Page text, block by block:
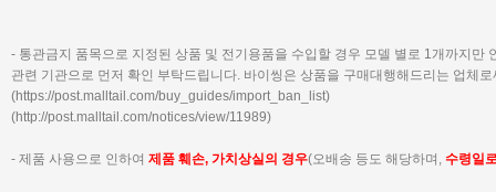
- 통관금지 품목으로 지정된 상품 및 전기용품을 수입할 경우 모델 별로 1개까지
관련 기관으로 먼저 확인 부탁드립니다. 바이씽은 상품을 구매대행해드리는 업체
(https://post.malltail.com/buy_guides/import_ban_list)
(http://post.malltail.com/notices/view/11989)
- 제품 사용으로 인하여 제품 훼손, 가치상실의 경우(오배송 등도 해당하며, 수령일